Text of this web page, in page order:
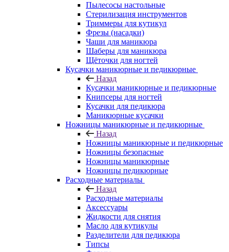
Пылесосы настольные
Стерилизация инструментов
Триммеры для кутикул
Фрезы (насадки)
Чаши для маникюра
Шаберы для маникюра
Щёточки для ногтей
Кусачки маникюрные и педикюрные
Назад
Кусачки маникюрные и педикюрные
Книпсеры для ногтей
Кусачки для педикюра
Маникюрные кусачки
Ножницы маникюрные и педикюрные
Назад
Ножницы маникюрные и педикюрные
Ножницы безопасные
Ножницы маникюрные
Ножницы педикюрные
Расходные материалы
Назад
Расходные материалы
Аксессуары
Жидкости для снятия
Масло для кутикулы
Разделители для педикюра
Типсы